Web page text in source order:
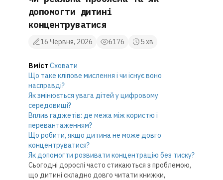
допомогти дитині
концентруватися
16 Червня, 2026 6176 5 хв
Вміст Сховати
Що таке кліпове мислення і чи існує воно
насправді?
Як змінюється увага дітей у цифровому
середовищі?
Вплив гаджетів: де межа між користю і
перевантаженням?
Що робити, якщо дитина не може довго
концентруватися?
Як допомогти розвивати концентрацію без тиску?
Сьогодні дорослі часто стикаються з проблемою,
що дитині складно довго читати книжки,